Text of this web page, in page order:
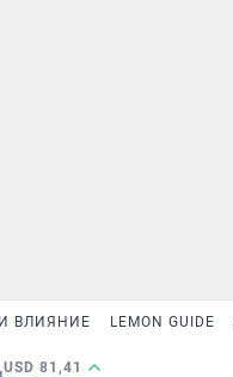
ВЛИЯНИЕ LEMON GUIDE
USD 81,41